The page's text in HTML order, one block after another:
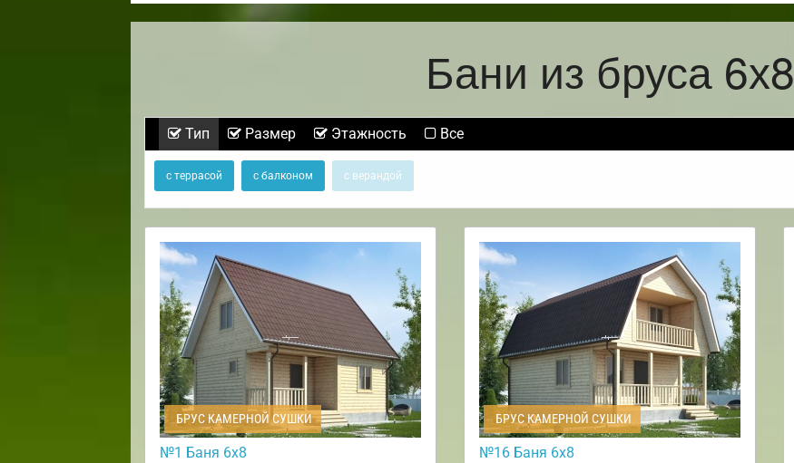
Бани из бруса 6х8
Тип Размер Этажность Все
с террасой с балконом с верандой
БРУС КАМЕРНОЙ СУШКИ
№1 Баня 6х8
БРУС КАМЕРНОЙ СУШКИ
№16 Баня 6х8